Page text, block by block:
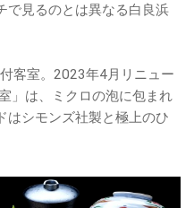
で見るのとは異なる白良浜
客室。2023年4月リニュー
」は、ミクロの泡に包まれ
はシモンズ社製と極上のひ